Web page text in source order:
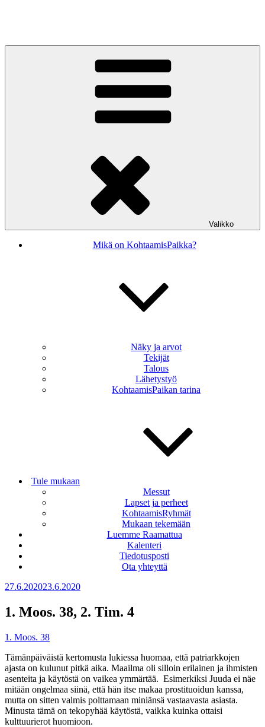
Valikko
Mikä on KohtaamisPaikka?
Näky ja arvot
Tekijät
Talous
Lähetystyö
KohtaamisPaikan tarina
Tule mukaan
Messut
Lapset ja perheet
KohtaamisRyhmät
Mukaan tekemään
Luemme Raamattua
Kalenteri
Tiedotusposti
Ota yhteyttä
Julkaistu
27.6.202023.6.2020
1. Moos. 38, 2. Tim. 4
1. Moos. 38
Tämänpäiväistä kertomusta lukiessa huomaa, että patriarkkojen
ajasta on kulunut pitkä aika. Maailma oli silloin erilainen ja ihmisten
asenteita ja käytöstä on vaikea ymmärtää. Esimerkiksi Juuda ei näe
mitään ongelmaa siinä, että hän itse makaa prostituoidun kanssa,
mutta on sitten valmis polttamaan miniänsä vastaavasta asiasta.
Minusta tämä on tekopyhää käytöstä, vaikka kuinka ottaisi
kulttuurierot huomioon.